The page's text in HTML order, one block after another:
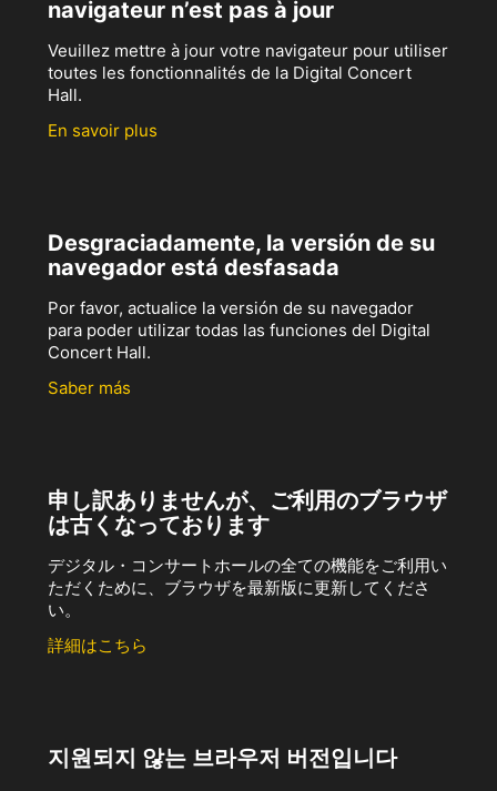
navigateur n’est pas à jour
Veuillez mettre à jour votre navigateur pour utiliser
toutes les fonctionnalités de la Digital Concert
Hall.
En savoir plus
Desgraciadamente, la versión de su
navegador está desfasada
Por favor, actualice la versión de su navegador
para poder utilizar todas las funciones del Digital
Concert Hall.
Saber más
申し訳ありませんが、ご利用のブラウザ
は古くなっております
デジタル・コンサートホールの全ての機能をご利用い
ただくために、ブラウザを最新版に更新してくださ
い。
詳細はこちら
지원되지 않는 브라우저 버전입니다